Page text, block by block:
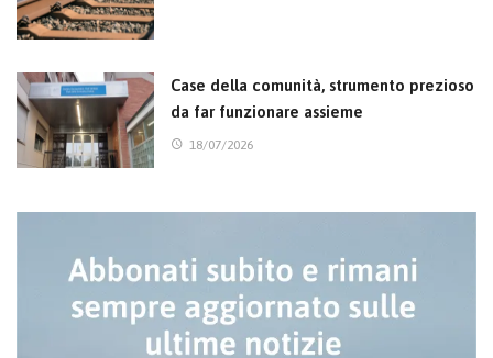
Case della comunità, strumento prezioso
da far funzionare assieme
18/07/2026